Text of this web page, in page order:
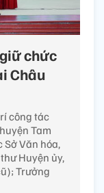
chức
Châu
công tác
Tam
Sở Văn hóa,
Huyện ủy,
Trưởng